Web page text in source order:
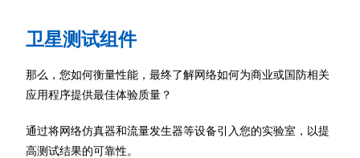
卫星测试组件
那么，您如何衡量性能，最终了解网络如何为商业或国防相关
应用程序提供最佳体验质量？
通过将网络仿真器和流量发生器等设备引入您的实验室，以提
高测试结果的可靠性。